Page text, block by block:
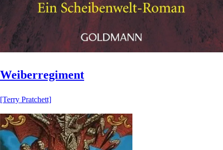
Weiberregiment
[Terry Pratchett]